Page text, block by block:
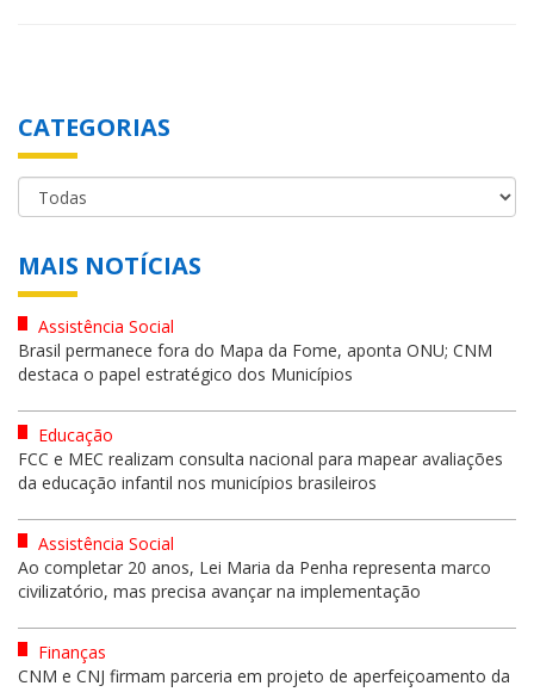
CATEGORIAS
MAIS NOTÍCIAS
Assistência Social
Brasil permanece fora do Mapa da Fome, aponta ONU; CNM
destaca o papel estratégico dos Municípios
Educação
FCC e MEC realizam consulta nacional para mapear avaliações
da educação infantil nos municípios brasileiros
Assistência Social
Ao completar 20 anos, Lei Maria da Penha representa marco
civilizatório, mas precisa avançar na implementação
Finanças
CNM e CNJ firmam parceria em projeto de aperfeiçoamento da